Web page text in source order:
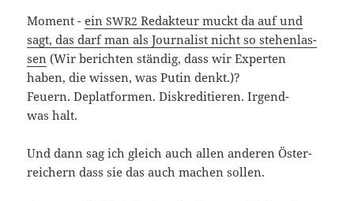
Moment -einSWR2 Redak­teur muckt da auf und
sagt, das darf man als Jour­na­list nicht so ste­hen­las­
sen (Wir berich­ten stän­dig, dass wir Exper­ten
haben, die wis­sen, was Putin denkt.)?
Feu­ern. Deplat­for­men. Dis­kre­di­tie­ren. Irgend­
was halt.
Und dann sag ich gleich auch allen ande­ren Öster­
rei­chern dass sie das auch machen sollen.